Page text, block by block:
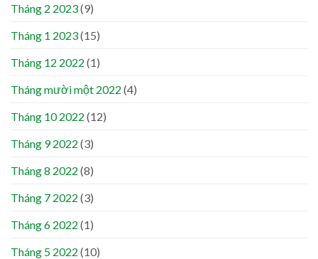
Tháng 2 2023(9)
Tháng 1 2023(15)
Tháng 12 2022 (1)
Tháng mười một 2022 (4)
Tháng 10 2022 (12)
Tháng 9 2022 (3)
Tháng 8 2022 (8)
Tháng 7 2022 (3)
Tháng 6 2022 (1)
Tháng 5 2022 (10)